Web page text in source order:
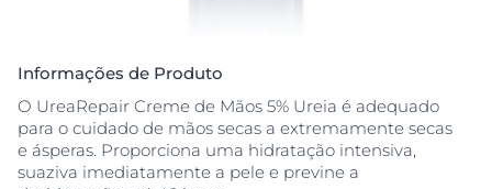
Informações de Produto
O UreaRepair Creme de Mãos 5% Ureia é adequado
para o cuidado de mãos secas a extremamente secas
e ásperas. Proporciona uma hidratação intensiva,
suaziva imediatamente a pele e previne a